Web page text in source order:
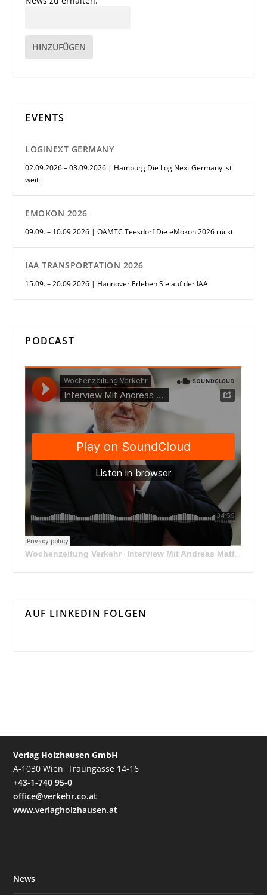
HINZUFÜGEN
EVENTS
LOGINEXT GERMANY
02.09.2026 – 03.09.2026 | Hamburg Die LogiNext Germany ist
weit
EMOKON 2026
09.09. – 10.09.2026 | ÖAMTC Teesdorf Die eMokon 2026 rückt
IAA TRANSPORTATION 2026
15.09. – 20.09.2026 | Hannover Erleben Sie auf der IAA
PODCAST
Wochenzeitung Verkehr · Interview Mit Andreas Matthä, CEO der ÖBB Holding
AUF LINKEDIN FOLGEN
Verlag Holzhausen GmbH
A-1030 Wien, Traungasse 14-16
+43-1-740 95-0
office@verkehr.co.at
www.verlagholzhausen.at
News